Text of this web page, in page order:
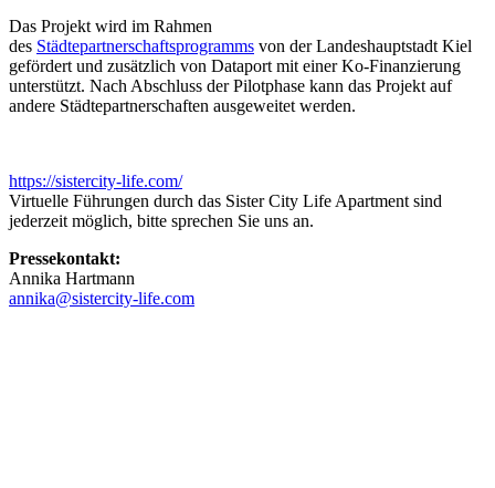
Das Projekt wird im Rahmen
des Städtepartnerschaftsprogramms von der Landeshauptstadt Kiel
gefördert und zusätzlich von Dataport mit einer Ko-Finanzierung
unterstützt. Nach Abschluss der Pilotphase kann das Projekt auf
andere Städtepartnerschaften ausgeweitet werden.
https://sistercity-life.com/
Virtuelle Führungen durch das Sister City Life Apartment sind
jederzeit möglich, bitte sprechen Sie uns an.
Pressekontakt:
Annika Hartmann
annika@sistercity-life.com